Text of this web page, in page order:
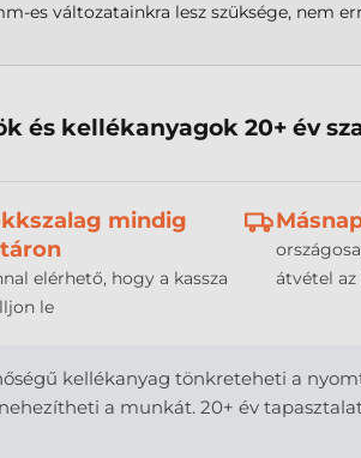
es változatainkra lesz szüksége, nem
és kellékanyagok 20+ év
mindig
elérhető, hogy a kassza
le
átvétel
kellékanyag tönkreteheti a
a munkát. 20+ év